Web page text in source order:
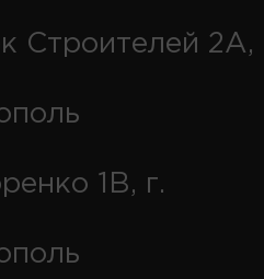
Строителей 2А,
1В, г.